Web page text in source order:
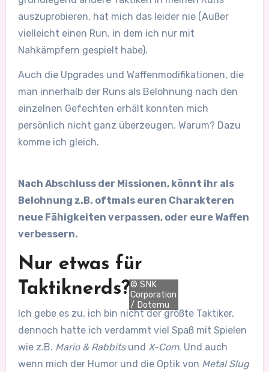
auszuprobieren, hat mich das leider nie (Außer
vielleicht einen Run, in dem ich nur mit
Nahkämpfern gespielt habe).
Auch die Upgrades und Waffenmodifikationen, die
man innerhalb der Runs als Belohnung nach den
einzelnen Gefechten erhält konnten mich
persönlich nicht ganz überzeugen. Warum? Dazu
komme ich gleich.
© SNK
Corporation
/ Dotemu
Nach Abschluss der Missionen, könnt ihr als
Belohnung z.B. oftmals euren Charakteren
neue Fähigkeiten verpassen, oder eure Waffen
verbessern.
Nur etwas für
Taktiknerds?
Ich gebe es zu, ich bin nicht der größte Taktiker,
dennoch hatte ich verdammt viel Spaß mit Spielen
wie z.B. Mario & Rabbitsund X-Com. Und auch
wenn mich der Humor und die Optik von Metal Slug